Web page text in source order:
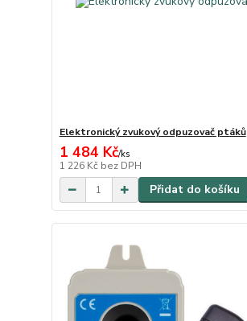
Elektronický zvukový odpuzovač ptáků
1 484 Kč/ks
1 226 Kč bez DPH
Přidat do košíku